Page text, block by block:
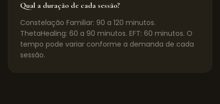
Qual a duração de cada sessão?
Constelação Familiar: 90 a 120 minutos.
ThetaHealing: 60 a 90 minutos. EFT: 60 minutos. O
tempo pode variar conforme a demanda de cada
sessão.